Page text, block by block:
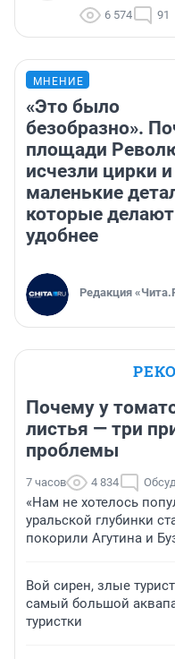
6 574 91
МНЕНИЕ
«Это было
безобразно».
площади
исчезли цирки
маленькие
которые
удобнее
Редакция
Почему у
листья — три
проблемы
7 часов 4 834
«Нам не хотелось
уральской глубинки
покорили Агутина и
Вой сирен, злые
самый большой
туристки